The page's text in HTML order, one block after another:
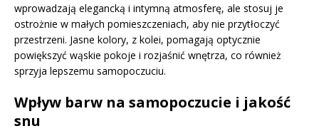
wprowadzają elegancką i intymną atmosferę, ale stosuj je
ostrożnie w małych pomieszczeniach, aby nie przytłoczyć
przestrzeni. Jasne kolory, z kolei, pomagają optycznie
powiększyć wąskie pokoje i rozjaśnić wnętrza, co również
sprzyja lepszemu samopoczuciu.
Wpływ barw na samopoczucie i jakość
snu